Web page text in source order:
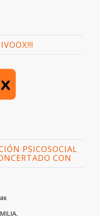
PSICOSOCIAL
CON